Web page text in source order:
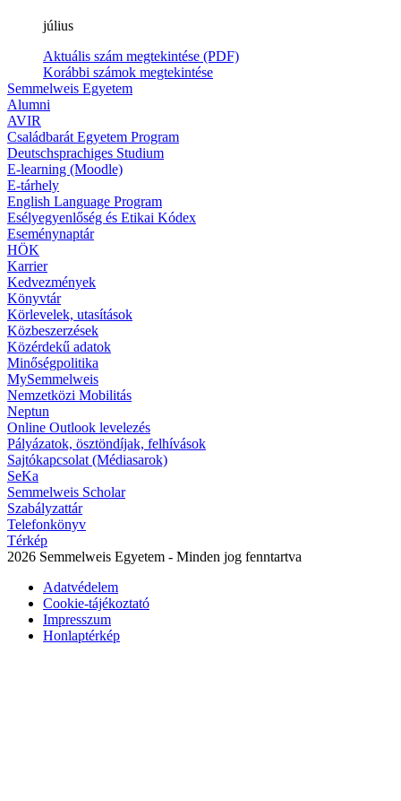
július
Aktuális szám megtekintése (PDF)
Korábbi számok megtekintése
Semmelweis Egyetem
Alumni
AVIR
Családbarát Egyetem Program
Deutschsprachiges Studium
E-learning (Moodle)
E-tárhely
English Language Program
Esélyegyenlőség és Etikai Kódex
Eseménynaptár
HÖK
Karrier
Kedvezmények
Könyvtár
Körlevelek, utasítások
Közbeszerzések
Közérdekű adatok
Minőségpolitika
MySemmelweis
Nemzetközi Mobilitás
Neptun
Online Outlook levelezés
Pályázatok, ösztöndíjak, felhívások
Sajtókapcsolat (Médiasarok)
SeKa
Semmelweis Scholar
Szabályzattár
Telefonkönyv
Térkép
2026 Semmelweis Egyetem - Minden jog fenntartva
Adatvédelem
Cookie-tájékoztató
Impresszum
Honlaptérkép